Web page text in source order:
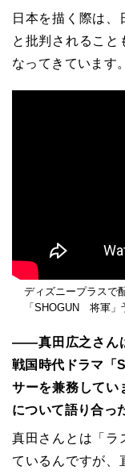
日本を描く際は
と批判されること
なってきています。
ディズニープラスで
「SHOGUN 将軍」
――真田広之さん
戦国時代ドラマ
サーを兼務してい
について語り合っ
真田さんとは「ラ
ているんですが、